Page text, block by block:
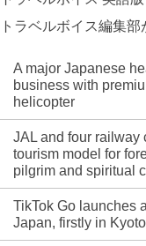
トラベルボイス編集
A major Japanese
business with
helicopter
JAL and four railway
tourism model for
pilgrim and spiritual
TikTok Go launches
Japan, firstly in